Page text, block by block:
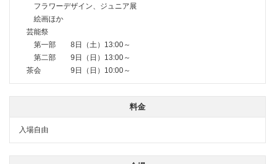
フラワーデザイン、ジュニア展
絵画ほか
芸能祭
第一部 8日（土）13:00～
第二部 9日（日）13:00～
茶会 9日（日）10:00～
料金
入場自由